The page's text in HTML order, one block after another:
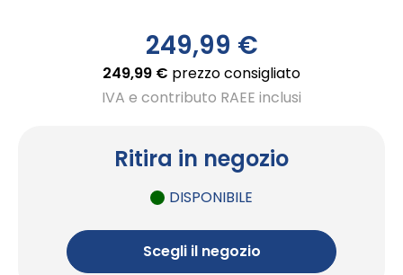
249,99 €
249,99 € prezzo consigliato
IVA e contributo RAEE inclusi
Ritira in negozio
DISPONIBILE
Scegli il negozio